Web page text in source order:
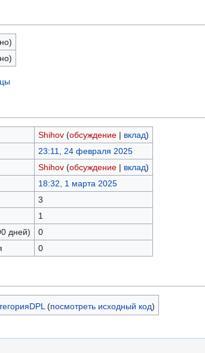
Shihov (обсуждение| вклад)
23:11, 24 февраля 2025
Shihov (обсуждение| вклад)
18:32, 1 марта 2025
3
1
дней)
0
0
(посмотреть исходный код)